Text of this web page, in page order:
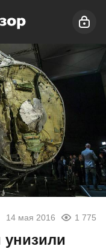
14 мая 2016 1 775
унизили